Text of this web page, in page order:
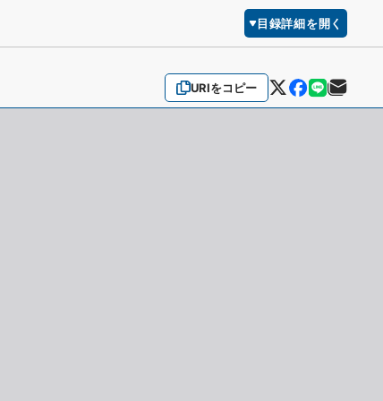
目録詳細を開く
URIをコピー